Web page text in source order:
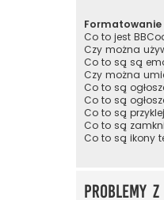
Co to jest
Czy można
Co to są są
Czy można
Co to są
Co to są
Co to są
Co to są
Co to są ikony
Problemy